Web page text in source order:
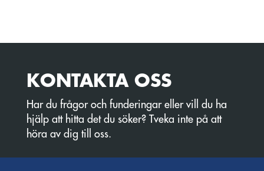
KONTAKTA OSS
Har du frågor och funderingar eller vill du ha
hjälp att hitta det du söker? Tveka inte på att
höra av dig till oss.